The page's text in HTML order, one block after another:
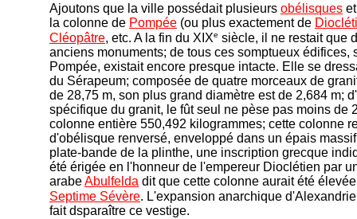
Ajoutons que la ville possédait plusieurs obélisques
la colonne de Pompée (ou plus exactement de
Cléopâtre, etc. A la fin du XIXe siècle, il ne restait que
anciens monuments; de tous ces somptueux édifices,
Pompée, existait encore presque intacte. Elle se
du Sérapeum; composée de quatre morceaux de
de 28,75 m, son plus grand diamètre est de 2,684 m;
spécifique du granit, le fût seul ne pèse pas moins de
colonne entière 550,492 kilogrammes; cette colonne
d'obélisque renversé, enveloppé dans un épais
plate-bande de la plinthe, une inscription grecque
été érigée en l'honneur de l'empereur Dioclétien par
arabeAbulfelda dit que cette colonne aurait été
Septime Sévère. L'expansion anarchique
fait dsparaître ce vestige.